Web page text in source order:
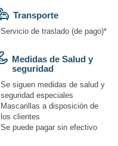
Transporte
Servicio de traslado (de pago)*
Medidas de Salud y
seguridad
Se siguen medidas de salud y
seguridad especiales
Mascarillas a disposición de
los clientes
Se puede pagar sin efectivo